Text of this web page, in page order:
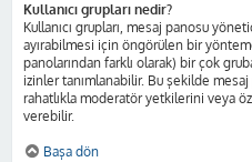
Kullanıcı grupları nedir?
Kullanıcı grupları, mesaj panosu
ayırabilmesi için öngörülen bir
panolarından farklı olarak) bir çok
izinler tanımlanabilir. Bu şekilde
rahatlıkla moderatör yetkilerini veya
verebilir.
Başa dön